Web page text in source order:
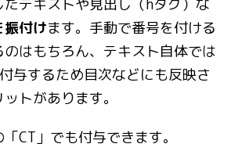
テキストや見出し（hタグ）な
振付けます。手動で番号を付ける
はもちろん、テキスト自体では
与するため目次などにも反映さ
トがあります。
CT」でも付与できます。